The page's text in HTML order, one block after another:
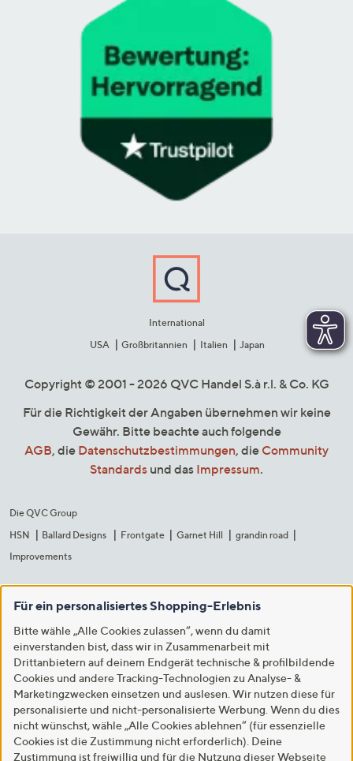
International
USA
Großbritannien Italien Japan
Copyright © 2001 - 2026 QVC Handel S.à r.l. & Co. KG
Für die Richtigkeit der Angaben übernehmen wir keine
Gewähr. Bitte beachte auch folgende
AGB, die Datenschutzbestimmungen, die Community
Standards und das Impressum.
Die QVC Group
HSN
Ballard Designs Frontgate Garnet Hill
grandin road
Improvements
Für ein personalisiertes Shopping-Erlebnis
Bitte wähle „Alle Cookies zulassen“, wenn du damit
einverstanden bist, dass wir in Zusammenarbeit mit
Drittanbietern auf deinem Endgerät technische & profilbildende
Cookies und andere Tracking-Technologien zu Analyse- &
Marketingzwecken einsetzen und auslesen. Wir nutzen diese für
personalisierte und nicht-personalisierte Werbung. Wenn du dies
nicht wünschst, wähle „Alle Cookies ablehnen“ (für essenzielle
Cookies ist die Zustimmung nicht erforderlich). Deine
Zustimmung ist freiwillig und für die Nutzung dieser Webseite